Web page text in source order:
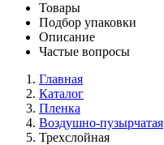
Товары
Подбор упаковки
Описание
Частые вопросы
Главная
Каталог
Пленка
Воздушно-пузырчатая
Трехслойная